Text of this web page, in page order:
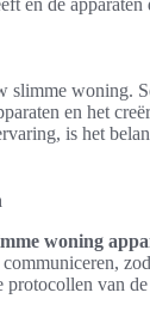
en de
woning.
en het
is het
woning
van